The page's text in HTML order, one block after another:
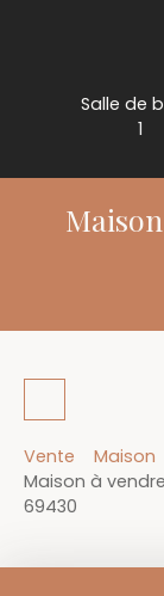
Salle de
1
Vente Maison
Maison à
69430